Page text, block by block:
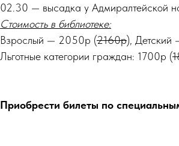
02.30 — высадка у Адмиралтейской
Стоимость в библиотеке:
Взрослый — 2050р (2160р), Детский
Льготные категории граждан: 1700р (
Приобрести билеты по